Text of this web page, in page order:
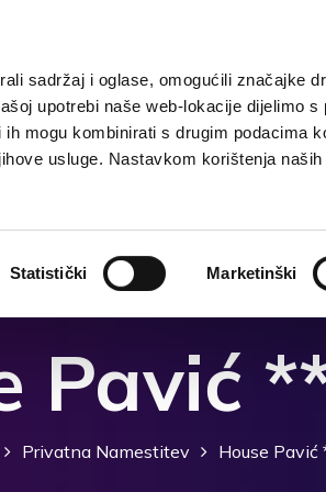
sadržaj i oglase, omogućili značajke
upotrebi naše web-lokacije dijelimo s
mogu kombinirati s drugim podacima
usluge. Nastavkom korištenja
Statistički Marketinški
Nastanitev Kaj storiti?
Pavić
Privatna Namestitev House Pavić